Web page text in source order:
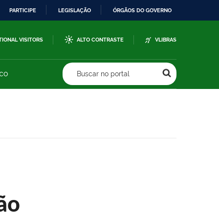
PARTICIPE LEGISLAÇÃO ÓRGÃOS DO GOVERNO
VISITORS ALTO CONTRASTE VLIBRAS
Buscar no portal